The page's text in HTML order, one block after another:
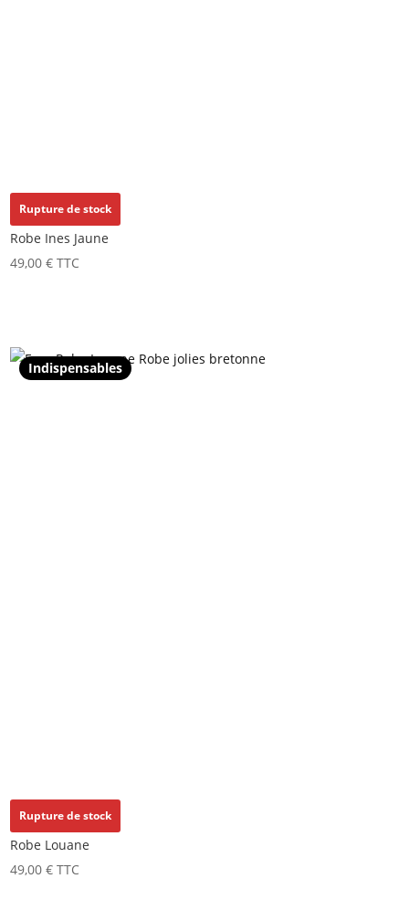
Rupture de stock
Robe Ines Jaune
49,00€ TTC
Indispensables
Rupture de stock
Robe Louane
49,00€ TTC